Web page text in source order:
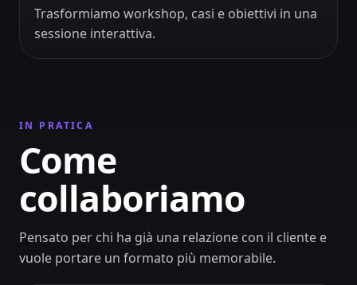
Trasformiamo workshop, casi e obiettivi in una
sessione interattiva.
IN PRATICA
Come
collaboriamo
Pensato per chi ha già una relazione con il cliente e
vuole portare un formato più memorabile.